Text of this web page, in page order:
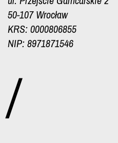
50-107 Wrocław
KRS: 0000806855
NIP: 8971871546
/